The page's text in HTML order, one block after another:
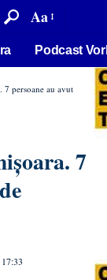
Aa
Podcast
7 persoane au avut
7